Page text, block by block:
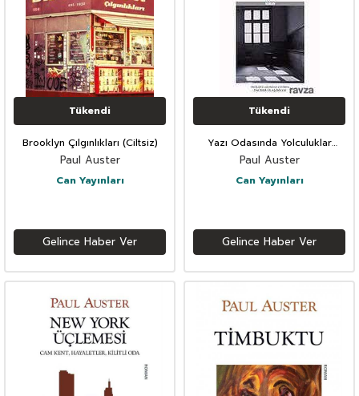
Tükendi
Brooklyn Çılgınlıkları (Ciltsiz)
Paul Auster
Can Yayınları
Gelince Haber Ver
Tükendi
Yazı Odasında Yolculuklar
(Ciltsiz)
Paul Auster
Can Yayınları
Gelince Haber Ver